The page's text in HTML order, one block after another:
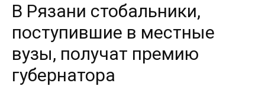
В Рязани стобальники,
поступившие в местные
вузы, получат премию
губернатора